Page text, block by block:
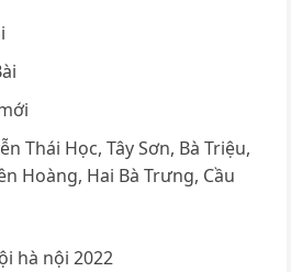
Thái Học, Tây Sơn, Bà Triệu,
Hoàng, Hai Bà Trưng, Cầu